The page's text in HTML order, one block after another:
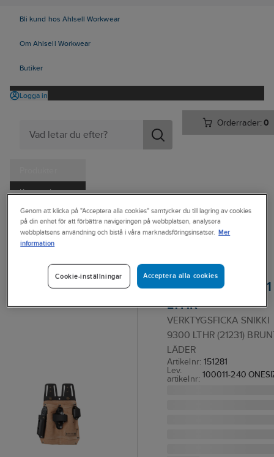
Bli kund hos Ahlsell Workwear
Om Ahlsell Workwear
Butiker
Logga in
Orderrader:0
Kampanjer
Tjänster
Kataloger
Ahlsell Produkter Personligt skydd Kläder
Övrigt
Verktygsbälten & Materialfickor
Verktygsficka
Snikki 9300, 9301
LTHR
VERKTYGSFICKA SNIKKI
9300 LTHR (21231)
LÄDER
Artikelnr: 151281
Lev.
artikelnr: 100011-240
Genom att klicka på "Acceptera alla cookies" samtycker du till lagring av cookies
på din enhet för att förbättra navigeringen på webbplatsen, analysera
webbplatsens användning och bistå i våra marknadsföringsinsatser. Mer
information
Acceptera alla cookies
Cookie-inställningar